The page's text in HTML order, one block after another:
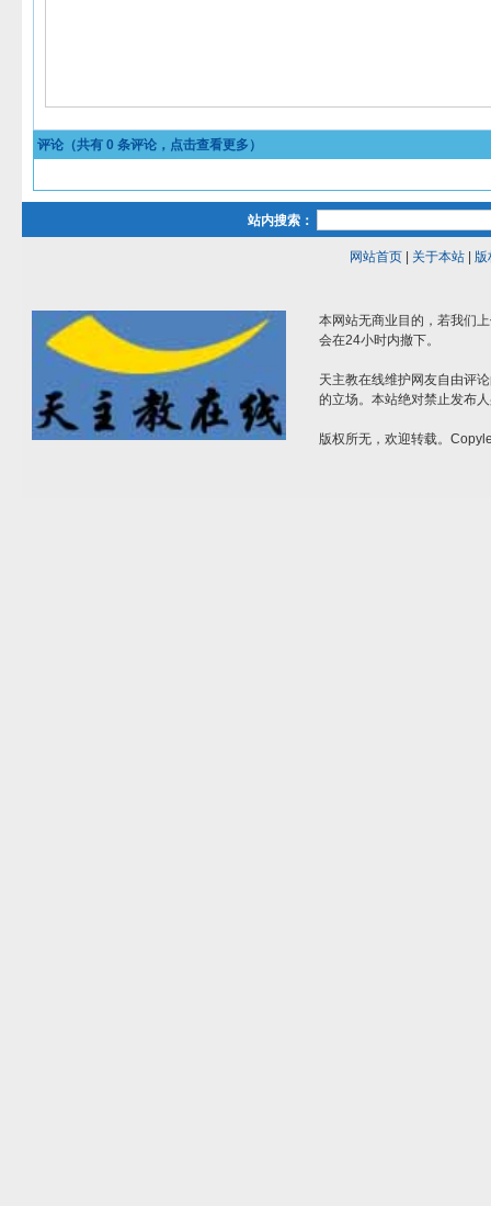
评论（共有 0 条评论，点击查看更多）
站内搜索：
网站首页| 关于本站| 版
本网站无商业目的，若我们
会在24小时内撤下。
天主教在线维护网友自由评
的立场。本站绝对禁止发布
版权所无，欢迎转载。